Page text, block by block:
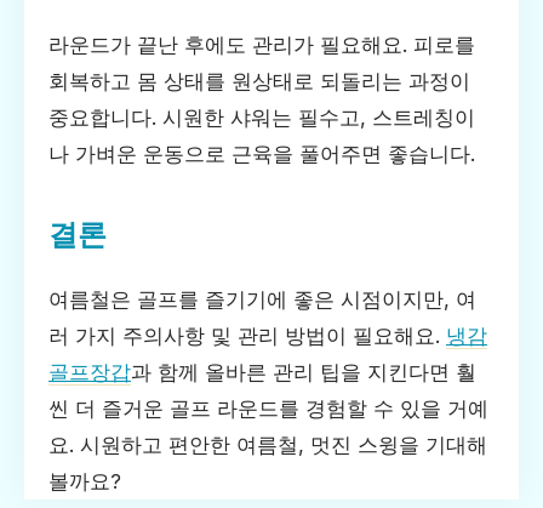
라운드가 끝난 후에도 관리가 필요해요. 피로를
회복하고 몸 상태를 원상태로 되돌리는 과정이
중요합니다. 시원한 샤워는 필수고, 스트레칭이
나 가벼운 운동으로 근육을 풀어주면 좋습니다.
결론
여름철은 골프를 즐기기에 좋은 시점이지만, 여
러 가지 주의사항 및 관리 방법이 필요해요. 냉감
골프장갑과 함께 올바른 관리 팁을 지킨다면 훨
씬 더 즐거운 골프 라운드를 경험할 수 있을 거예
요. 시원하고 편안한 여름철, 멋진 스윙을 기대해
볼까요?